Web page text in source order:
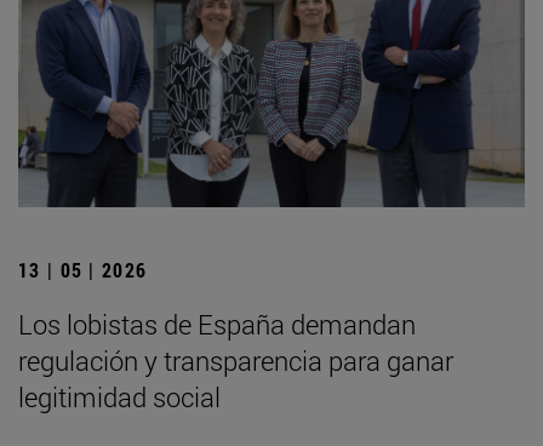
13 | 05 | 2026
Los lobistas de España demandan
regulación y transparencia para ganar
legitimidad social